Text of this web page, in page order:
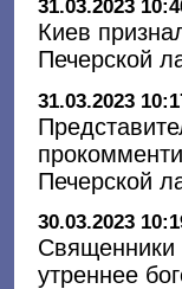
31.03.2023
Киев
Печерской
31.03.2023
Печерской
30.03.2023
Священники
утреннее